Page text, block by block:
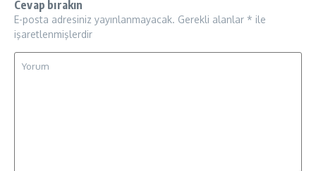
Cevap bırakın
E-posta adresiniz yayınlanmayacak. Gerekli alanlar * ile
işaretlenmişlerdir